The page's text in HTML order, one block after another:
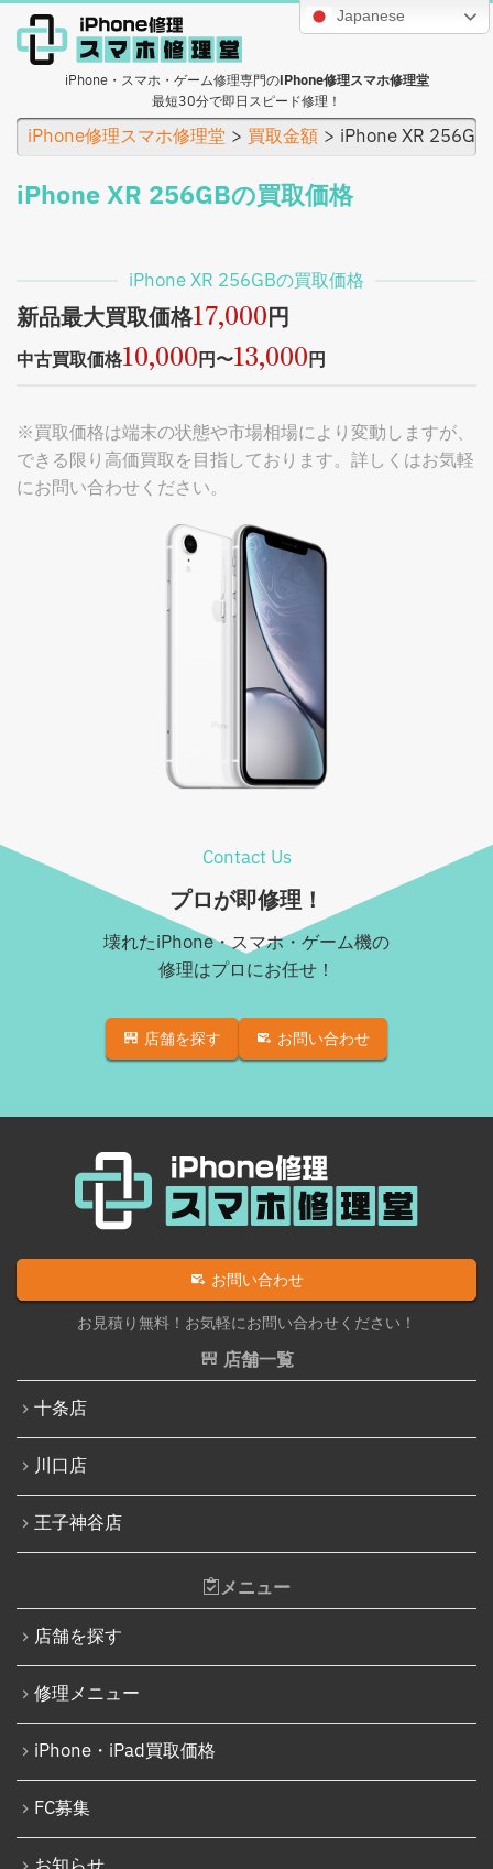
Japanese
iPhone・スマホ・ゲーム修理専門のiPhone修理スマホ修理堂
最短30分で即日スピード修理！
iPhone修理スマホ修理堂 買取金額 iPhone XR 256GB
iPhone XR 256GBの買取価格
iPhone XR 256GBの買取価格
新品最大買取価格17,000円
中古買取価格10,000円〜13,000円
※買取価格は端末の状態や市場相場により変動しますが、
できる限り高価買取を目指しております。詳しくはお気軽
にお問い合わせください。
Contact Us
プロが即修理！
壊れたiPhone・スマホ・ゲーム機の
修理はプロにお任せ！
店舗を探す お問い合わせ
お問い合わせ
お見積り無料！お気軽にお問い合わせください！
店舗一覧
十条店
川口店
王子神谷店
メニュー
店舗を探す
修理メニュー
iPhone・iPad買取価格
FC募集